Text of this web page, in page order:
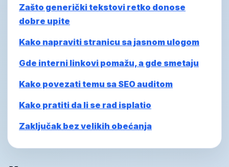
Zašto generički tekstovi retko donose
dobre upite
Kako napraviti stranicu sa jasnom ulogom
Gde interni linkovi pomažu, a gde smetaju
Kako povezati temu sa SEO auditom
Kako pratiti da li se rad isplatio
Zaključak bez velikih obećanja